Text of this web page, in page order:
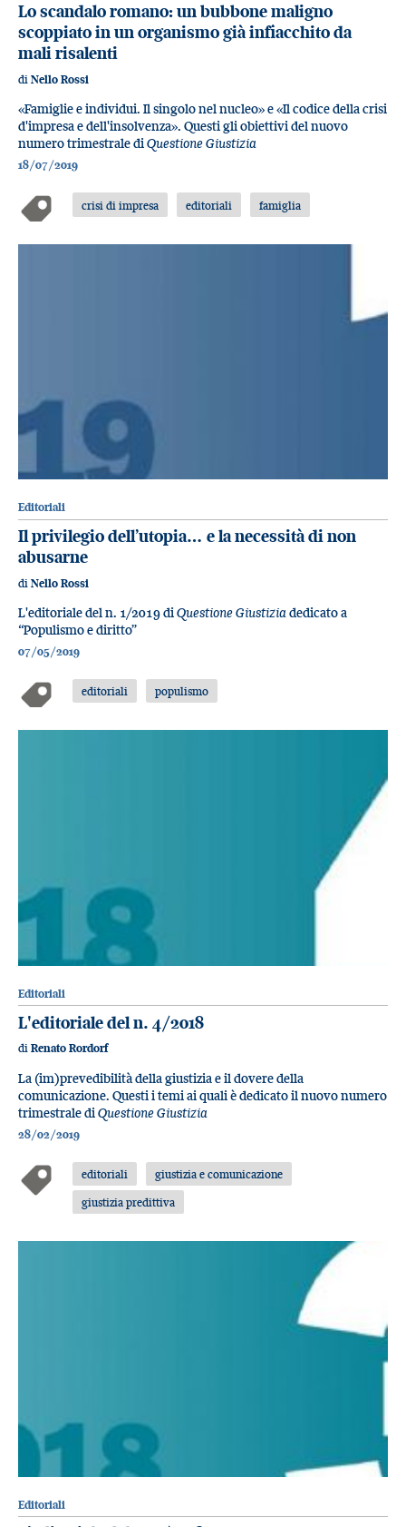
Lo scandalo romano: un bubbone maligno
scoppiato in un organismo già infiacchito da
mali risalenti
di Nello Rossi
«Famiglie e individui. Il singolo nel nucleo» e «Il codice della crisi
d'impresa e dell'insolvenza». Questi gli obiettivi del nuovo
numero trimestrale diQuestione Giustizia
18/07/2019
crisi di impresa editoriali famiglia
Editoriali
Il privilegio dell’utopia… e la necessità di non
abusarne
di Nello Rossi
L'editoriale del n. 1/2019 diQuestione Giustiziadedicato a
“Populismo e diritto”
07/05/2019
editoriali populismo
Editoriali
L'editoriale del n. 4/2018
di Renato Rordorf
La (im)prevedibilità della giustizia e il dovere della
comunicazione. Questi i temi ai quali è dedicato il nuovo numero
trimestrale diQuestione Giustizia
28/02/2019
editoriali
giustizia e comunicazione
giustizia predittiva
Editoriali